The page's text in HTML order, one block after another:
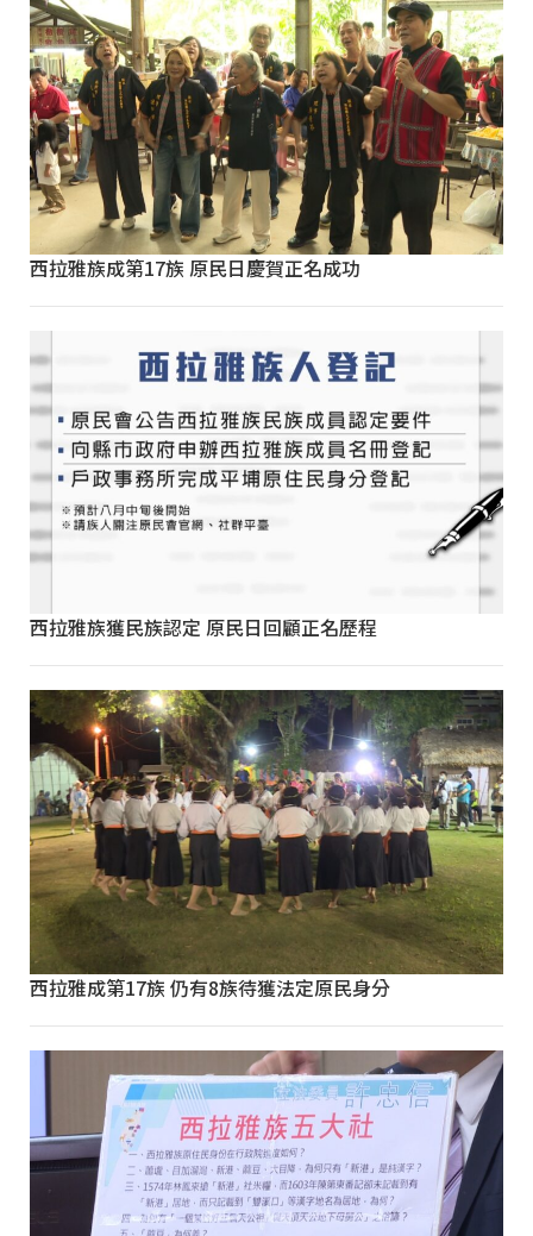
西拉雅族成第17族 原民日慶賀正名成功
西拉雅族獲民族認定 原民日回顧正名歷程
西拉雅成第17族 仍有8族待獲法定原民身分